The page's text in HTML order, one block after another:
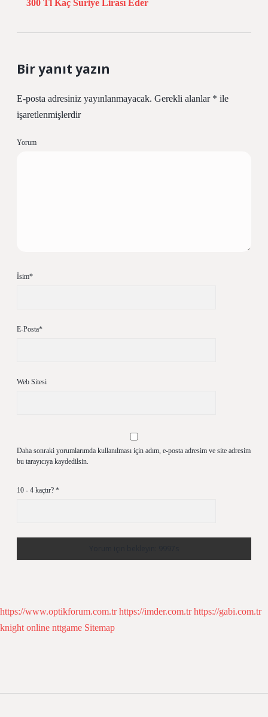
300 Tl Kaç Suriye Lirası Eder
Bir yanıt yazın
E-posta adresiniz yayınlanmayacak. Gerekli alanlar * ile
işaretlenmişlerdir
Yorum
İsim*
E-Posta*
Web Sitesi
Daha sonraki yorumlarımda kullanılması için adım, e-posta adresim ve site adresim
bu tarayıcıya kaydedilsin.
10 - 4 kaçtır? *
https://www.optikforum.com.tr https://imder.com.tr https://gabi.com.tr
knight online nttgame Sitemap